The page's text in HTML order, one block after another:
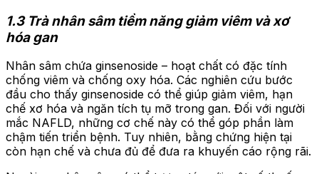
1.3 Trà nhân sâm tiềm năng giảm viêm và xơ
hóa gan
Nhân sâm chứa ginsenoside – hoạt chất có đặc tính
chống viêm và chống oxy hóa. Các nghiên cứu bước
đầu cho thấy ginsenoside có thể giúp giảm viêm, hạn
chế xơ hóa và ngăn tích tụ mỡ trong gan. Đối với người
mắc NAFLD, những cơ chế này có thể góp phần làm
chậm tiến triển bệnh. Tuy nhiên, bằng chứng hiện tại
còn hạn chế và chưa đủ để đưa ra khuyến cáo rộng rãi.